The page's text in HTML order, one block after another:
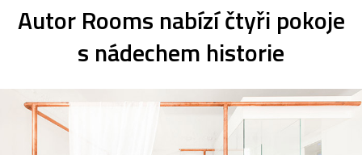
Autor Rooms nabízí čtyři pokoje
s nádechem historie